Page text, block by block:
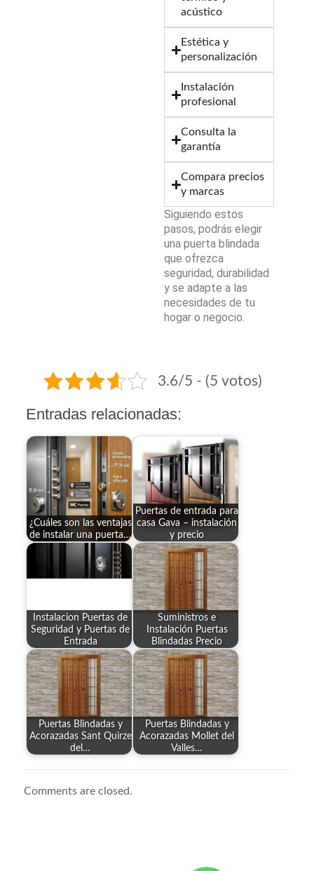
acústico
Estética y
personalización
Instalación
profesional
Consulta la
garantía
Compara precios
y marcas
Siguiendo estos
pasos, podrás elegir
una puerta blindada
que ofrezca
seguridad, durabilidad
y se adapte a las
necesidades de tu
hogar o negocio.
3.6/5 - (5 votos)
Entradas relacionadas:
¿Cuáles son las ventajas
de instalar una puerta…
Puertas de entrada para
casa Gava – instalación
y precio
Instalacion Puertas de
Seguridad y Puertas de
Entrada
Suministros e
Instalación Puertas
Blindadas Precio
Puertas Blindadas y
Acorazadas Sant Quirze
del…
Puertas Blindadas y
Acorazadas Mollet del
Valles…
Comments are closed.